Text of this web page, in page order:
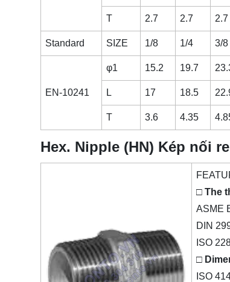
T 2.7 2.7 2.7
Standard SIZE 1/8 1/4 3/8
EN-10241
φ1 15.2 19.7
L 17 18.5
T 3.6 4.35
Hex. Nipple (HN) Kép nối
□ The
ASME
DIN
ISO
□
ISO